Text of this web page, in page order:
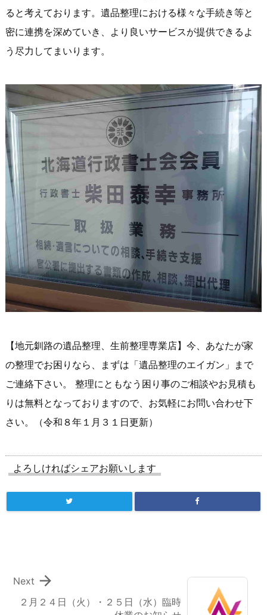
ると考えております。遺品整理における様々な手続き等と
密に連携を深めていき、より良いサービスが提供できるよ
う尽力してまいります。
【地元釧路の遺品整理、生前整理専業店】今、あなたが家
の整理でお困りなら、まずは「遺品整理のエイガン」まで
ご連絡下さい。 整理にともなう困り事のご相談やお見積も
りは無料となっておりますので、お気軽にお問い合わせ下
さい。（令和８年１月３１日更新）
よろしければシェアお願いします
２月２４日（火）・２５日（水）臨時

Next